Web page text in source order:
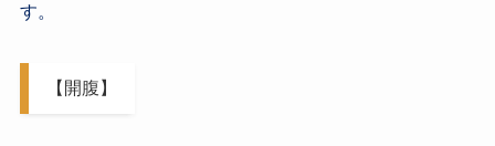
す。
【開腹】